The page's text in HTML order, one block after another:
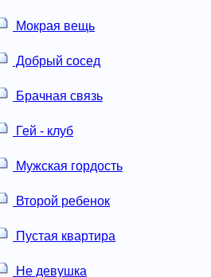
Мокрая вещь
Добрый сосед
Брачная связь
Гей - клуб
Мужская гордость
Второй ребенок
Пустая квартира
Не девушка